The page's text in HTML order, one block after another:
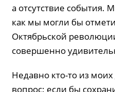
а отсутствие события.
как мы могли бы
Октябрьской
совершенно
Недавно кто-то из
вопрос: если бы